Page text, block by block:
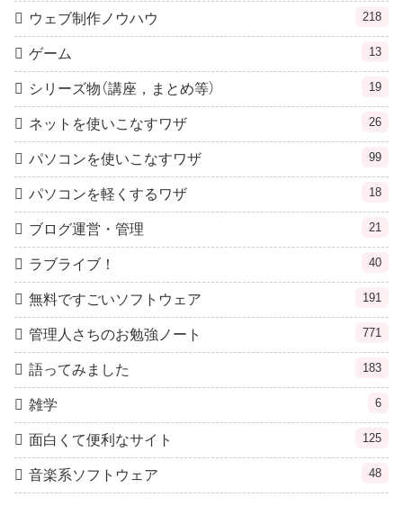
ウェブ制作ノウハウ 218
ゲーム 13
シリーズ物（講座，まとめ等） 19
ネットを使いこなすワザ 26
パソコンを使いこなすワザ 99
パソコンを軽くするワザ 18
ブログ運営・管理 21
ラブライブ！ 40
無料ですごいソフトウェア 191
管理人さちのお勉強ノート 771
語ってみました 183
雑学 6
面白くて便利なサイト 125
音楽系ソフトウェア 48